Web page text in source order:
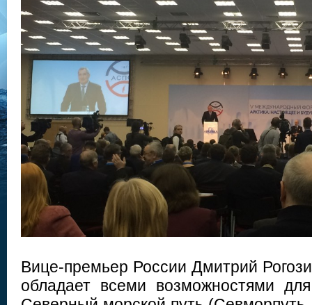
Вице-премьер России Дмитрий
обладает всеми возможностями